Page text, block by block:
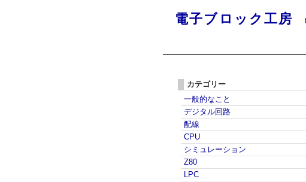
電子ブロック工房
カテゴリー
一般的なこと
デジタル回路
配線
CPU
シミュレーション
Z80
LPC